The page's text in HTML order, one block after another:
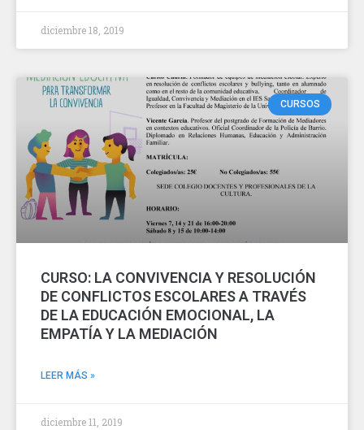
diciembre 18, 2019
CURSOS
CURSO: LA CONVIVENCIA Y RESOLUCIÓN
DE CONFLICTOS ESCOLARES A TRAVÉS
DE LA EDUCACIÓN EMOCIONAL, LA
EMPATÍA Y LA MEDIACIÓN
LEER MÁS »
diciembre 11, 2019